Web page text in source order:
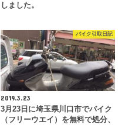
しました。
バイク引取日記
2019.3.23
3月23日に埼玉県川口市でバイク
（フリーウエイ）を無料で処分、